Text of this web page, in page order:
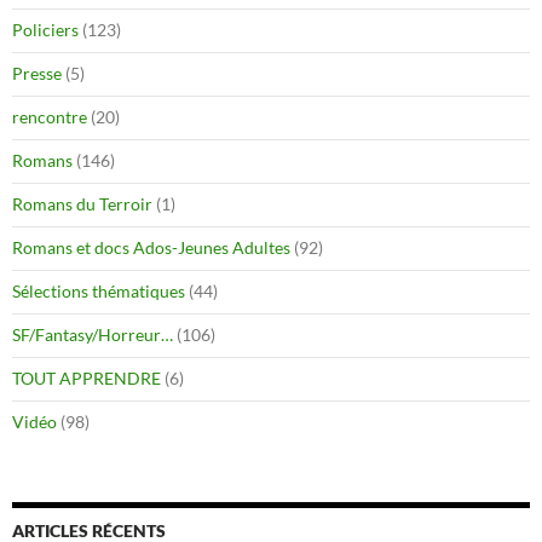
Policiers (123)
Presse (5)
rencontre (20)
Romans (146)
Romans du Terroir (1)
Romans et docs Ados-Jeunes Adultes (92)
Sélections thématiques (44)
SF/Fantasy/Horreur… (106)
TOUT APPRENDRE (6)
Vidéo (98)
ARTICLES RÉCENTS